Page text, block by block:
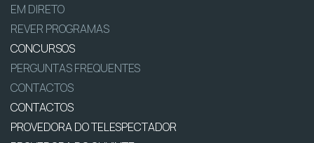
EM DIRETO
REVER PROGRAMAS
CONCURSOS
PERGUNTAS FREQUENTES
CONTACTOS
CONTACTOS
PROVEDORA DO TELESPECTADOR